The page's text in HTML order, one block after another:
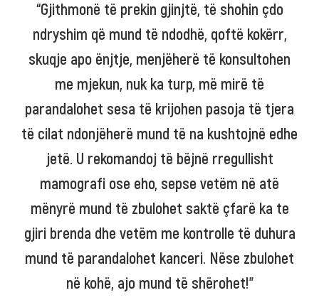
“Gjithmonë të prekin gjinjtë, të shohin çdo
ndryshim që mund të ndodhë, qoftë kokërr,
skuqje apo ënjtje, menjëherë të konsultohen
me mjekun, nuk ka turp, më mirë të
parandalohet sesa të krijohen pasoja të tjera
të cilat ndonjëherë mund të na kushtojnë edhe
jetë. U rekomandoj të bëjnë rregullisht
mamografi ose eho, sepse vetëm në atë
mënyrë mund të zbulohet saktë çfarë ka te
gjiri brenda dhe vetëm me kontrolle të duhura
mund të parandalohet kanceri. Nëse zbulohet
në kohë, ajo mund të shërohet!”